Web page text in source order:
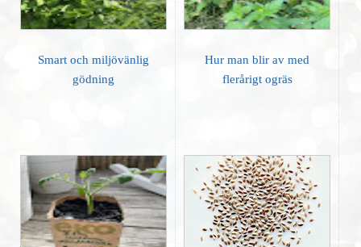
Smart och miljövänlig
gödning
Hur man blir av med
flerårigt ogräs